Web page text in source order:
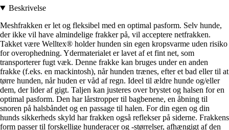
Beskrivelse
Meshfrakken er let og fleksibel med en optimal pasform. Selv hunde,
der ikke vil have almindelige frakker på, vil acceptere netfrakken.
Takket være Welltex® holder hunden sin egen kropsvarme uden risiko
for overophedning. Ydermaterialet er lavet af et fint net, som
transporterer fugt væk. Denne frakke kan bruges under en anden
frakke (f.eks. en mackintosh), når hunden trænes, efter et bad eller til at
tørre hunden, når huden er våd af regn. Ideel til ældre hunde og/eller
dem, der lider af gigt. Taljen kan justeres over brystet og halsen for en
optimal pasform. Den har lårstropper til bagbenene, en åbning til
snoren på halsbåndet og en passage til halen. For din egen og din
hunds sikkerheds skyld har frakken også reflekser på siderne. Frakkens
form passer til forskellige hunderacer og -størrelser, afhængigt af den